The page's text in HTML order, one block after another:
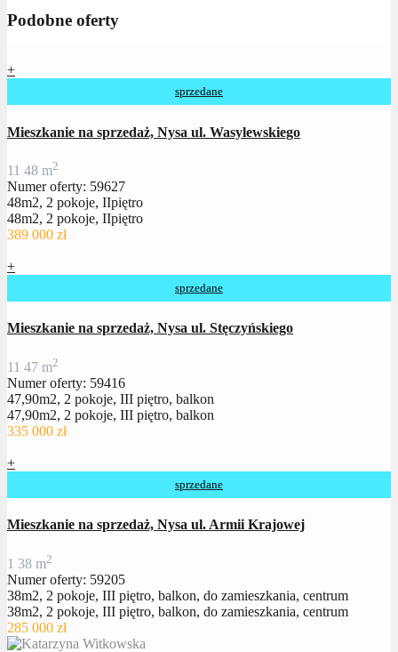
Podobne oferty
+
sprzedane
Mieszkanie na sprzedaż, Nysa ul. Wasylewskiego
11 48 m2
Numer oferty: 59627
48m2, 2 pokoje, IIpiętro
48m2, 2 pokoje, IIpiętro
389 000 zł
+
sprzedane
Mieszkanie na sprzedaż, Nysa ul. Stęczyńskiego
11 47 m2
Numer oferty: 59416
47,90m2, 2 pokoje, III piętro, balkon
47,90m2, 2 pokoje, III piętro, balkon
335 000 zł
+
sprzedane
Mieszkanie na sprzedaż, Nysa ul. Armii Krajowej
1 38 m2
Numer oferty: 59205
38m2, 2 pokoje, III piętro, balkon, do zamieszkania, centrum
38m2, 2 pokoje, III piętro, balkon, do zamieszkania, centrum
285 000 zł